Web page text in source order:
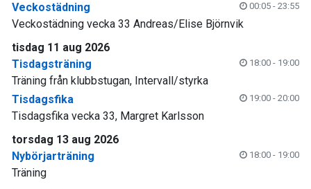
Veckostädning
00:05 - 23:55
Veckostädning vecka 33 Andreas/Elise Björnvik
tisdag 11 aug 2026
Tisdagsträning
18:00 - 19:00
Träning från klubbstugan, Intervall/styrka
Tisdagsfika
19:00 - 20:00
Tisdagsfika vecka 33, Margret Karlsson
torsdag 13 aug 2026
Nybörjarträning
18:00 - 19:00
Träning